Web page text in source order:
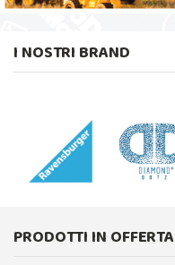
I NOSTRI BRAND
PRODOTTI IN OFFERTA